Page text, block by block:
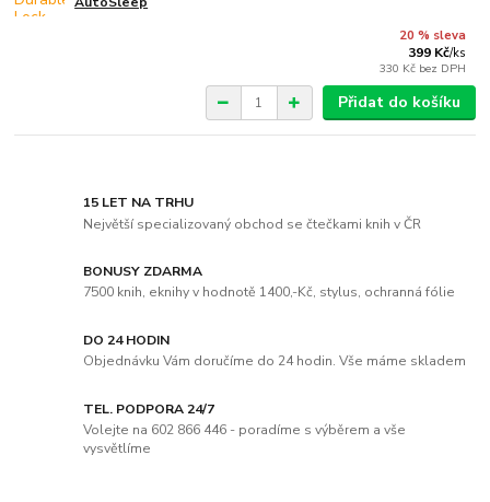
20 % sleva
399 Kč/ks
330 Kč bez DPH
Přidat do košíku
15 LET NA TRHU
Největší specializovaný obchod se čtečkami knih v ČR
BONUSY ZDARMA
7500 knih, eknihy v hodnotě 1400,-Kč, stylus, ochranná fólie
DO 24 HODIN
Objednávku Vám doručíme do 24 hodin. Vše máme skladem
TEL. PODPORA 24/7
Volejte na 602 866 446 - poradíme s výběrem a vše
vysvětlíme